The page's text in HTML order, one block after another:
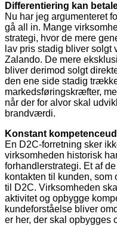
Differentiering kan
Nu har jeg argumenteret
gå all in. Mange
strategi, hvor de mere
lav pris stadig bliver solgt
Zalando. De mere
bliver derimod solgt
den ene side stadig
markedsføringskræfter,
når der for alvor skal
brandværdi.
Konstant
En D2C-forretning sker
virksomheden historisk
forhandlerstrategi. Et af
kontakten til kunden,
til D2C. Virksomheden
aktivitet og opbygge
kundeforståelse bliver
er her, der skal opbygges